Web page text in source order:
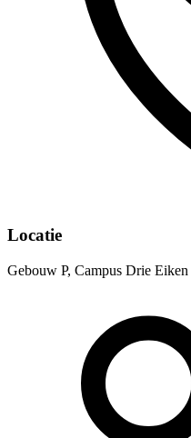
Locatie
Gebouw P, Campus Drie Eiken